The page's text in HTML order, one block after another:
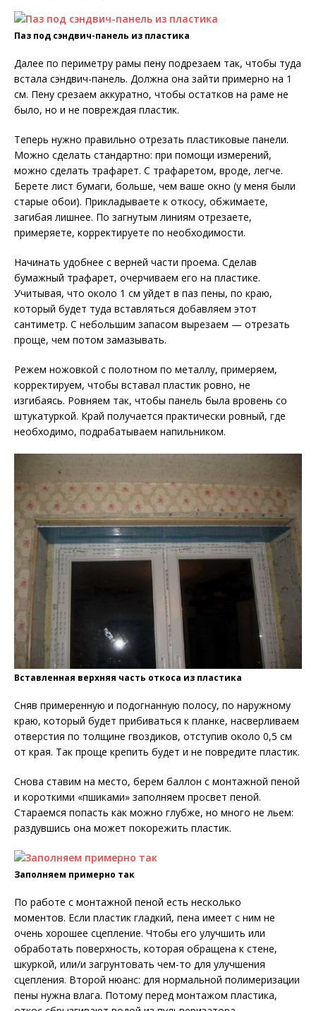
Паз под сэндвич-панель из пластика
Далее по периметру рамы пену подрезаем так, чтобы туда
встала сэндвич-панель. Должна она зайти примерно на 1
см. Пену срезаем аккуратно, чтобы остатков на раме не
было, но и не повреждая пластик.
Теперь нужно правильно отрезать пластиковые панели.
Можно сделать стандартно: при помощи измерений,
можно сделать трафарет. С трафаретом, вроде, легче.
Берете лист бумаги, больше, чем ваше окно (у меня были
старые обои). Прикладываете к откосу, обжимаете,
загибая лишнее. По загнутым линиям отрезаете,
примеряете, корректируете по необходимости.
Начинать удобнее с верней части проема. Сделав
бумажный трафарет, очерчиваем его на пластике.
Учитывая, что около 1 см уйдет в паз пены, по краю,
который будет туда вставляться добавляем этот
сантиметр. С небольшим запасом вырезаем — отрезать
проще, чем потом замазывать.
Режем ножовкой с полотном по металлу, примеряем,
корректируем, чтобы вставал пластик ровно, не
изгибаясь. Ровняем так, чтобы панель была вровень со
штукатуркой. Край получается практически ровный, где
необходимо, подрабатываем напильником.
Вставленная верхняя часть откоса из пластика
Сняв примеренную и подогнанную полосу, по наружному
краю, который будет прибиваться к планке, насверливаем
отверстия по толщине гвоздиков, отступив около 0,5 см
от края. Так проще крепить будет и не повредите пластик.
Снова ставим на место, берем баллон с монтажной пеной
и короткими «пшиками» заполняем просвет пеной.
Стараемся попасть как можно глубже, но много не льем:
раздувшись она может покорежить пластик.
Заполняем примерно так
По работе с монтажной пеной есть несколько
моментов. Если пластик гладкий, пена имеет с ним не
очень хорошее сцепление. Чтобы его улучшить или
обработать поверхность, которая обращена к стене,
шкуркой, или/и загрунтовать чем-то для улучшения
сцепления. Второй нюанс: для нормальной полимеризации
пены нужна влага. Потому перед монтажом пластика,